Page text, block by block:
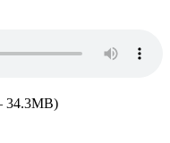
34.3MB)